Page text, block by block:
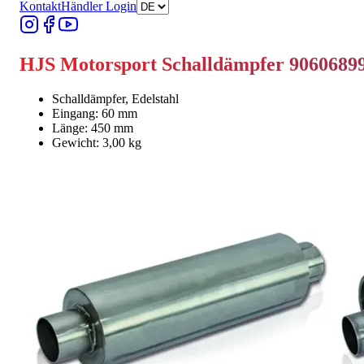
KontaktHändler Login
HJS Motorsport Schalldämpfer
Schalldämpfer, Edelstahl
Eingang: 60 mm
Länge: 450 mm
Gewicht: 3,00 kg